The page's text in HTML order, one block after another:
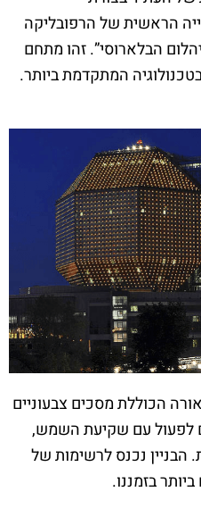
הראשית של הרפובליקה
הבלארוסי”. זהו מתחם
בטכנולוגיה המתקדמת ביותר.
בתאורה הכוללת מסכים צבעוניים
לפעול עם שקיעת השמש,
הבניין נכנס לרשימות של
בזמננו.